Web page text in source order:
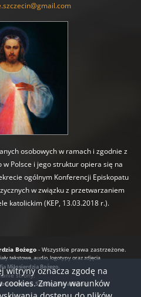
osobowych w ramach i zgodnie z
w Polsce i jego struktur opiera się na
ogólnym Konferencji Episkopatu
w związku z przetwarzaniem
katolickim (KEP, 13.03.2018 r.).
Bożego - Wszystkie prawa zastrzeżone.
tekstowe, audio, logotypy oraz zdjęcia
Miłosierdzia Bożego.
strony:
Strony Parafialne
witryny oznacza zgodę na
cookies. Zmiany warunków